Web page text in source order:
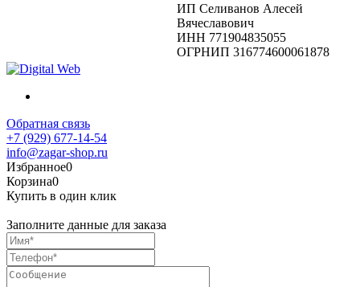
ИП Селиванов Алесей
Вячеславович
ИНН 771904835055
ОГРНИП 316774600061878
Обратная связь
+7 (929) 677-14-54
info@zagar-shop.ru
Избранное0
Корзина0
Купить в один клик
Заполните данные для заказа